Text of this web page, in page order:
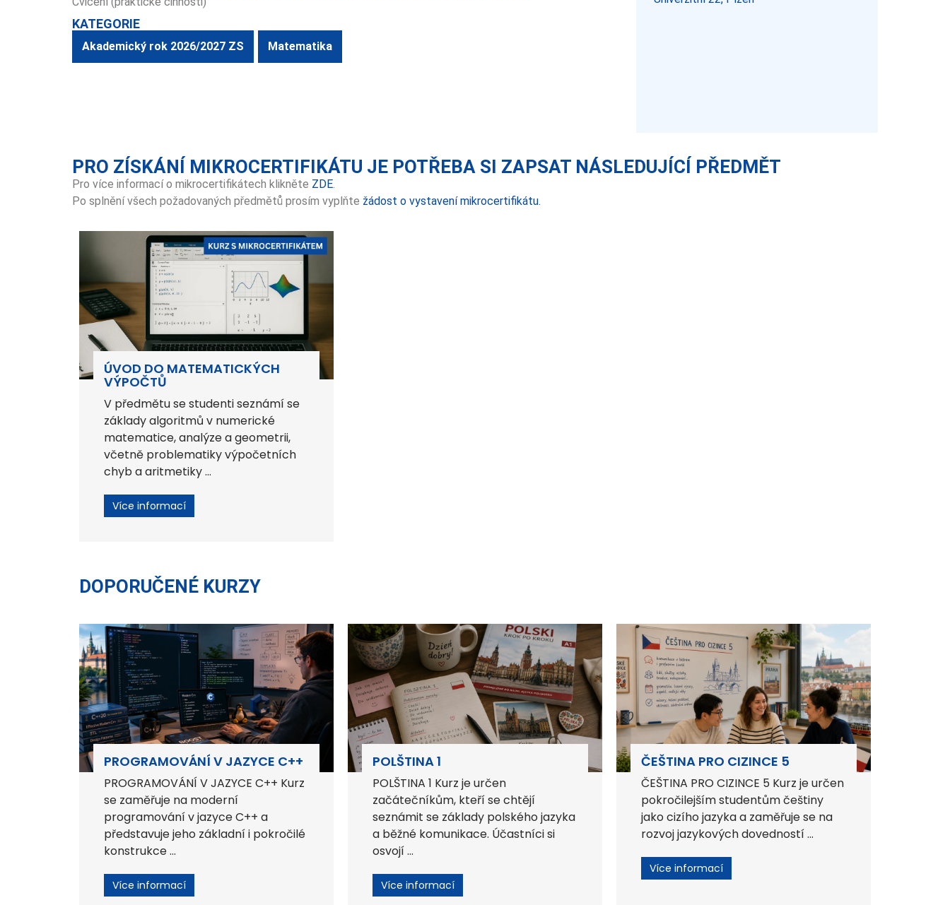
KATEGORIE
Akademický rok 2026/2027 ZS Matematika
PRO ZÍSKÁNÍ MIKROCERTIFIKÁTU JE POTŘEBA SI ZAPSAT NÁSLEDUJÍCÍ PŘEDMĚT
Pro více informací o mikrocertifikátech klikněte ZDE.
Po splnění všech požadovaných předmětů prosím vyplňte žádost o vystavení mikrocertifikátu.
ÚVOD DO MATEMATICKÝCH
VÝPOČTŮ
V předmětu se studenti seznámí se
základy algoritmů v numerické
matematice, analýze a geometrii,
včetně problematiky výpočetních
chyb a aritmetiky ...
Více informací
DOPORUČENÉ KURZY
PROGRAMOVÁNÍ V JAZYCE C++
PROGRAMOVÁNÍ V JAZYCE C++ Kurz
se zaměřuje na moderní
programování v jazyce C++ a
představuje jeho základní i pokročilé
konstrukce ...
Více informací
POLŠTINA 1
POLŠTINA 1 Kurz je určen
začátečníkům, kteří se chtějí
seznámit se základy polského jazyka
a běžné komunikace. Účastníci si
osvojí ...
Více informací
ČEŠTINA PRO CIZINCE 5
ČEŠTINA PRO CIZINCE 5 Kurz je určen
pokročilejším studentům češtiny
jako cizího jazyka a zaměřuje se na
rozvoj jazykových dovedností ...
Více informací